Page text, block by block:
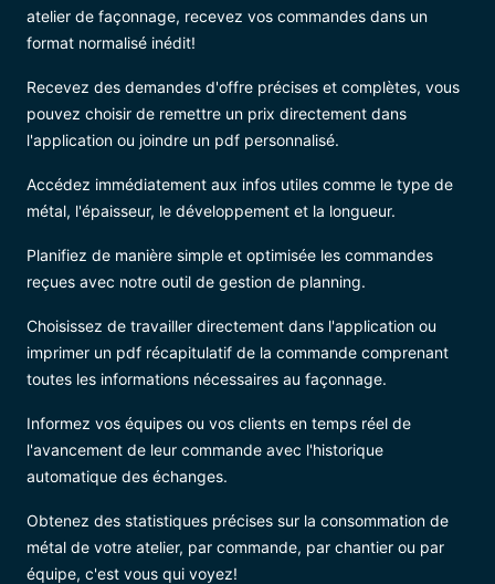
atelier de façonnage, recevez vos commandes dans un
format normalisé inédit!
Recevez des demandes d'offre précises et complètes, vous
pouvez choisir de remettre un prix directement dans
l'application ou joindre un pdf personnalisé.
Accédez immédiatement aux infos utiles comme le type de
métal, l'épaisseur, le développement et la longueur.
Planifiez de manière simple et optimisée les commandes
reçues avec notre outil de gestion de planning.
Choisissez de travailler directement dans l'application ou
imprimer un pdf récapitulatif de la commande comprenant
toutes les informations nécessaires au façonnage.
Informez vos équipes ou vos clients en temps réel de
l'avancement de leur commande avec l'historique
automatique des échanges.
Obtenez des statistiques précises sur la consommation de
métal de votre atelier, par commande, par chantier ou par
équipe, c'est vous qui voyez!